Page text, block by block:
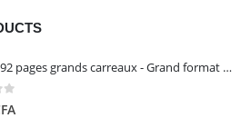
était :
000 CFA.
000 CFA.
Cahier 192 pages grands carreaux - Grand format - Brochure dos toilé - 24x32 cm - Papier blanc 90 g - Couverture carte pelliculée couleur aléatoire - Clairefontaine